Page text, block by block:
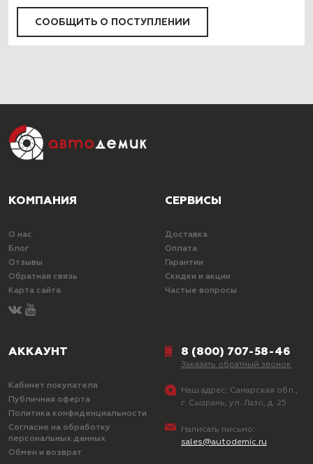
СООБЩИТЬ О ПОСТУПЛЕНИИ
КОМПАНИЯ
О нас
Блог
Отзывы
Обратная связь
Карта сайта
СЕРВИСЫ
Доставка
Оплата
Гарантии
Скидки и акции
Частые вопросы
АККАУНТ
Кабинет покупателя
Публичная оферта
Политика конфиденциальности
Согласие на обработку
персональных данных
Обмен и возврат
8 (800) 707-58-46
Заказать обратный звонок
Наш адрес: Самарская обл.,
г. Сызрань, ул. Лазо, д. 25
Написать письмо:
sales@autodemic.ru